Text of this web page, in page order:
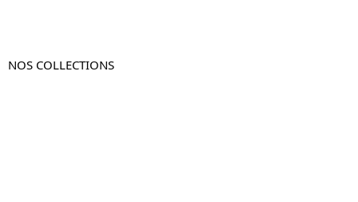
NOS COLLECTIONS